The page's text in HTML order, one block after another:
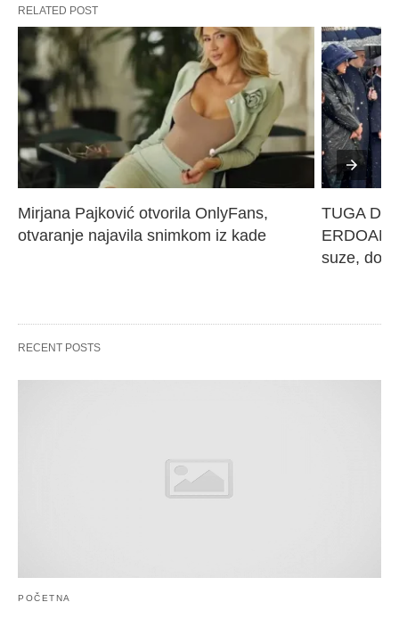
RELATED POST
Mirjana Pajković otvorila OnlyFans,
otvaranje najavila snimkom iz kade
TUGA DO
suze,
RECENT POSTS
POČETNA